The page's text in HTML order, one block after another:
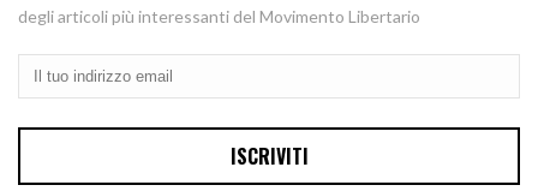
degli articoli più interessanti del Movimento Libertario